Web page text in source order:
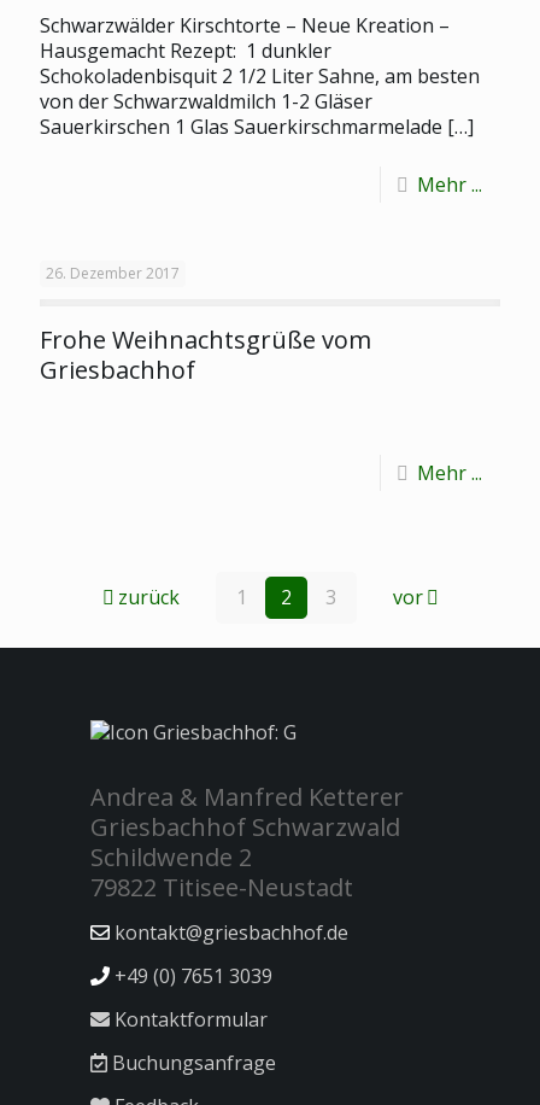
Schwarzwälder Kirschtorte – Neue Kreation –
Hausgemacht Rezept: 1 dunkler
Schokoladenbisquit 2 1/2 Liter Sahne, am besten
von der Schwarzwaldmilch 1-2 Gläser
Sauerkirschen 1 Glas Sauerkirschmarmelade […]
Mehr ...
26. Dezember 2017
Frohe Weihnachtsgrüße vom
Griesbachhof
Mehr ...
zurück 1 2 3 vor
Andrea & Manfred Ketterer
Griesbachhof Schwarzwald
Schildwende 2
79822 Titisee-Neustadt
kontakt@griesbachhof.de
+49 (0) 7651 3039
Kontaktformular
Buchungsanfrage